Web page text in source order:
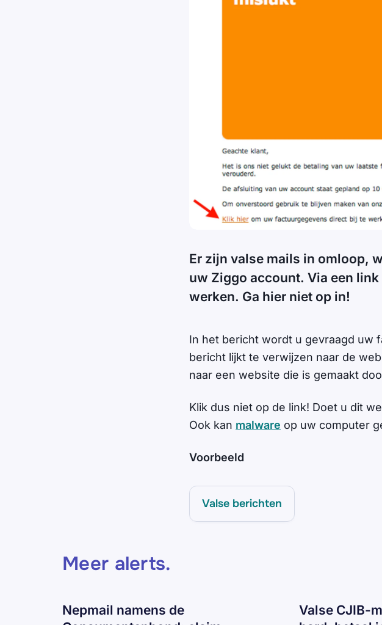
Er zijn valse mails in omloop,
uw Ziggo account. Via een
werken. Ga hier niet op in!
In het bericht wordt u gevraagd uw
bericht lijkt te verwijzen naar de
naar een website die is gemaakt
Klik dus niet op de link! Doet u dit
Ook kan malware op uw computer
Voorbeeld
Valse berichten
Meer alerts.
Nepmail namens de
Valse CJIB-